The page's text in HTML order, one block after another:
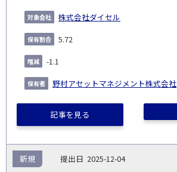
株式会社ダイセル
5.72
-1.1
野村アセットマネジメント株式会社
記事を見る
2025-12-04
新規